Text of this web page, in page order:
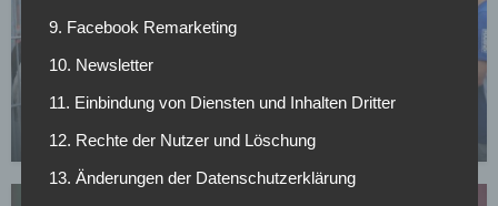
Schalke verleiht Torwart nach Norwegen
14.07.2026
9. Facebook Remarketing
10. Newsletter
11. Einbindung von Diensten und Inhalten Dritter
12. Rechte der Nutzer und Löschung
13. Änderungen der Datenschutzerklärung